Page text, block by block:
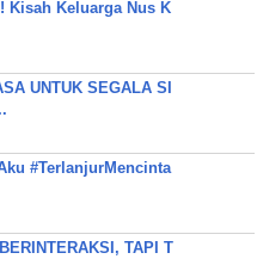
Kisah Keluarga Nus K
UNTUK SEGALA SI
#TerlanjurMencinta
TAPI T